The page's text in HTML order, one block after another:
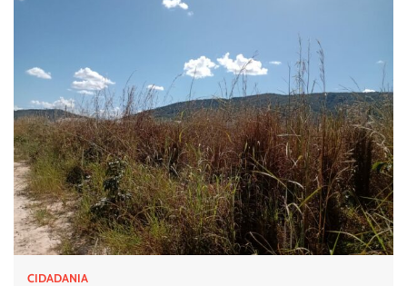
CIDADANIA